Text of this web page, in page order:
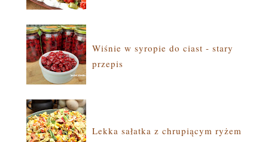
Wiśnie w syropie do ciast - stary
przepis
Lekka sałatka z chrupiącym ryżem